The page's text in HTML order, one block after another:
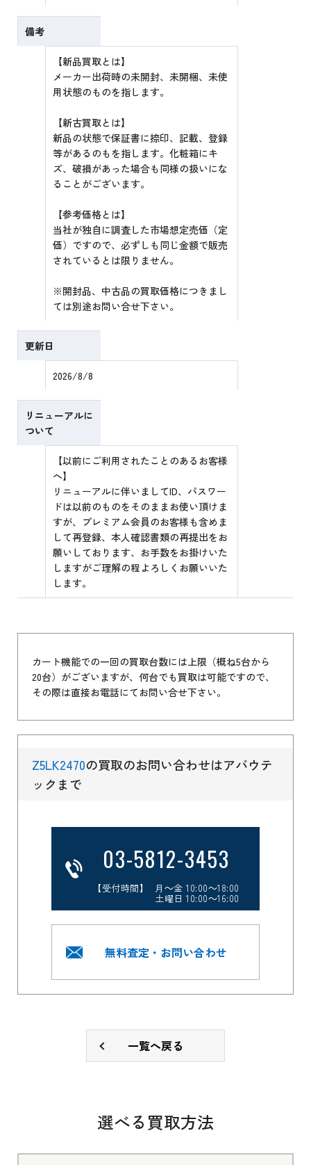
備考
【新品買取とは】
メーカー出荷時の未開封、未開梱、未使
用状態のものを指します。
【新古買取とは】
新品の状態で保証書に捺印、記載、登録
等があるのもを指します。化粧箱にキ
ズ、破損があった場合も同様の扱いにな
ることがございます。
【参考価格とは】
当社が独自に調査した市場想定売価（定
価）ですので、必ずしも同じ金額で販売
されているとは限りません。
※開封品、中古品の買取価格につきまし
ては別途お問い合せ下さい。
更新日
2026/8/8
リニューアルに
ついて
【以前にご利用されたことのあるお客様
へ】
リニューアルに伴いましてID、パスワー
ドは以前のものをそのままお使い頂けま
すが、プレミアム会員のお客様も含めま
して再登録、本人確認書類の再提出をお
願いしております、お手数をお掛けいた
しますがご理解の程よろしくお願いいた
します。
カート機能での一回の買取台数には上限（概ね5台から
20台）がございますが、何台でも買取は可能ですので、
その際は直接お電話にてお問い合せ下さい。
Z5LK2470の買取のお問い合わせはアバウテ
ックまで
03-5812-3453
【受付時間】 月～金 10:00～18:00
土曜日 10:00～16:00
無料査定・お問い合わせ
一覧へ戻る
選べる買取方法